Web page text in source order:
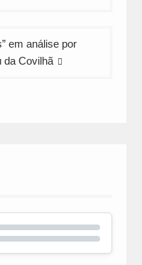
em análise por
da Covilhã